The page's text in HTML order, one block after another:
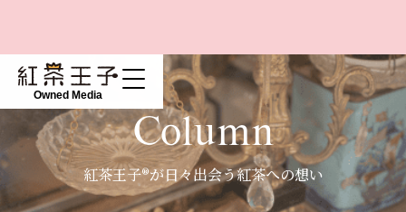
Owned Media
Column
紅茶王子®が日々出会う紅茶への想い